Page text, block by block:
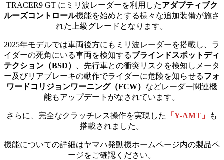
TRACER9 GT にミリ波レーダーを利用したアダプティブク
ルーズコントロール機能を始めとする様々な追加装備が施さ
れた上級グレードとなります。
2025年モデルでは車両後方にもミリ波レーダーを搭載し、ラ
イダーの死角にいる車両を検知するブラインドスポットディ
テクション（BSD）
、先行車との衝突リスクを検知しメータ
ー及びリアブレーキの動作でライダーに危険を知らせるフォ
ワードコリジョンワーニング（FCW） などレーダー関連機
能もアップデートがなされています。
さらに、完全なクラッチレス操作を実現した 「Y-AMT」
も
搭載されました。
機能についての詳細はヤマハ発動機ホームページ内の製品ペ
ージをご確認ください。